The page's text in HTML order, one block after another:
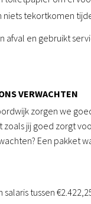
niets tekortkomen
afval en gebruikt
VERWACHTEN
zorgen we
jij goed zorgt
Een pakket
salaris tussen